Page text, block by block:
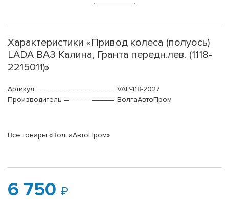
Характеристики «Привод колеса (полуось)
LADA ВАЗ Калина, Гранта передн.лев. (1118-
2215011)»
Артикул
VAP-118-2027
Производитель
ВолгаАвтоПром
Все товары «ВолгаАвтоПром»
6 750